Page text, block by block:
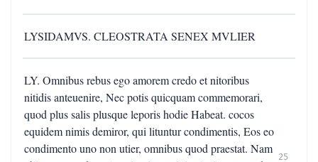
LYSIDAMVS. CLEOSTRATA SENEX MVLIER
LY. Omnibus rebus ego amorem credo et nitoribus
nitidis anteuenire, Nec potis quicquam commemorari,
quod plus salis plusque leporis hodie Habeat. cocos
equidem nimis demiror, qui lituntur condimentis, Eos eo
condimento uno non utier, omnibus quod praestat. Nam
25